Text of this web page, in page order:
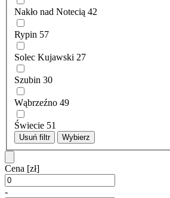
Nakło nad Notecią 42
Rypin 57
Solec Kujawski 27
Szubin 30
Wąbrzeźno 49
Świecie 51
Usuń filtr Wybierz
Cena [zł]
-